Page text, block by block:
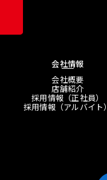
会社情報
会社概要
店舗紹介
採用情報（正社員）
採用情報（アルバイト）